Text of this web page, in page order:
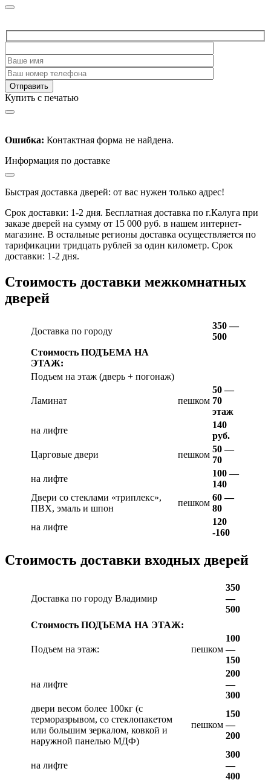
Купить с печатью
Ошибка: Контактная форма не найдена.
Информация по доставке
Быстрая доставка дверей: от вас нужен только адрес!
Срок доставки: 1-2 дня. Бесплатная доставка по г.Калуга при
заказе дверей на сумму от 15 000 руб. в нашем интернет-
магазине. В остальные регионы доставка осуществляется по
тарификации тридцать рублей за один километр. Срок
доставки: 1-2 дня.
Стоимость доставки межкомнатных
дверей
Доставка по городу
350 —
500
Стоимость ПОДЪЕМА НА
ЭТАЖ:
Подъем на этаж (дверь + погонаж)
Ламинат пешком
50 —
70
этаж
на лифте
140
руб.
Царговые двери
пешком
50 —
70
на лифте
100 —
140
Двери со стеклами «триплекс»,
ПВХ, эмаль и шпон
пешком
60 —
80
на лифте
120
-160
Стоимость доставки входных дверей
Доставка по городу Владимир
350
—
500
Стоимость ПОДЪЕМА НА ЭТАЖ:
Подъем на этаж: пешком
100
—
150
на лифте
200
—
300
двери весом более 100кг (с
терморазрывом, со стеклопакетом
или большим зеркалом, ковкой и
наружной панелью МДФ)
пешком
150
—
200
на лифте
300
—
400